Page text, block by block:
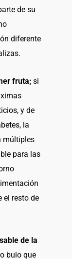
de su
diferente
fruta; si
y de
la
múltiples
para las
el resto de
de la
bulo que